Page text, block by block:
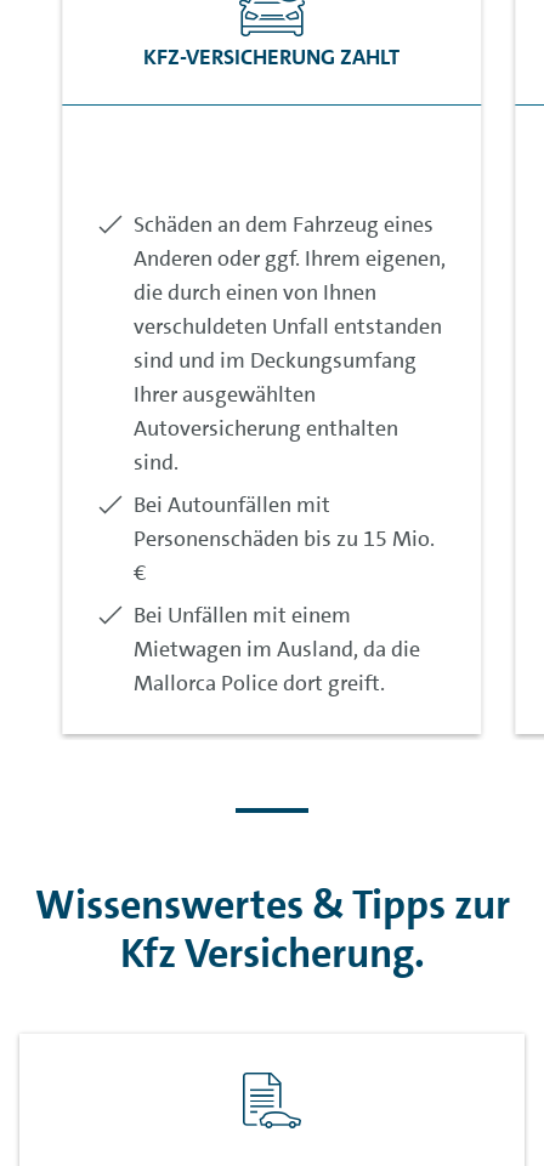
je mehr Jahre Sie unfallfrei fahren, desto
höher ist Ihre SF-Klasse und der damit
Faktoren, die einen Einfluss auf Ihren Beitrag
haben können, sind z. B. die
Kostenentwicklungfür Reparaturen oder
individuelle Angaben, wie z. B. Alter des
Fahrzeughalters, jährliche Kilometerleistung
oder auch das Fahrzeugalter.
KFZ-VERSICHERUNG ZAHLT
Enthalten:
Schäden an dem Fahrzeug eines
Anderen oder ggf. Ihrem eigenen,
die durch einen von Ihnen
verschuldeten Unfall entstanden
sind und im Deckungsumfang
Ihrer ausgewählten
Autoversicherung enthalten
sind.
Enthalten:
Bei Autounfällen mit
Personenschäden bis zu 15 Mio.
€
Enthalten:
Bei Unfällen mit einem
Mietwagen im Ausland, da die
Mallorca Police dort greift.
Wissenswertes & Tipps zur
Kfz Versicherung.